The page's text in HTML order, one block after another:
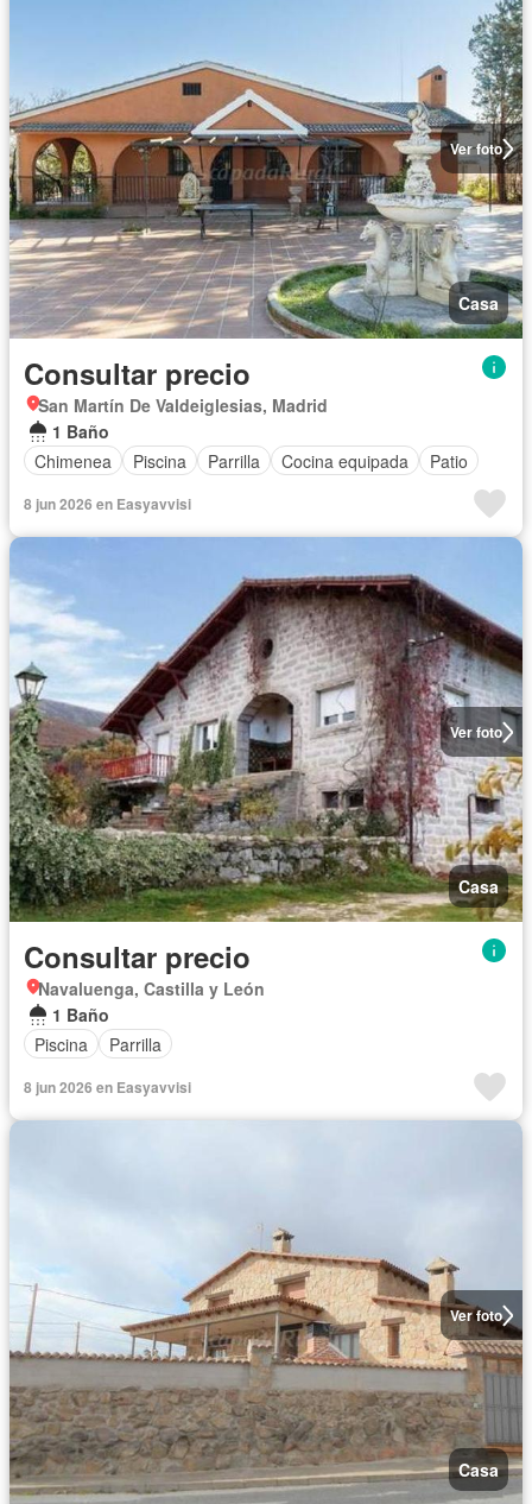
Ver foto
Casa
Consultar precio
San Martín De Valdeiglesias, Madrid
1 Baño
Chimenea
Piscina Parrilla Cocina equipada Patio
8 jun 2026 en Easyavvisi
Ver foto
Casa
Consultar precio
Navaluenga, Castilla y León
1 Baño
Piscina
Parrilla
8 jun 2026 en Easyavvisi
Ver foto
Casa